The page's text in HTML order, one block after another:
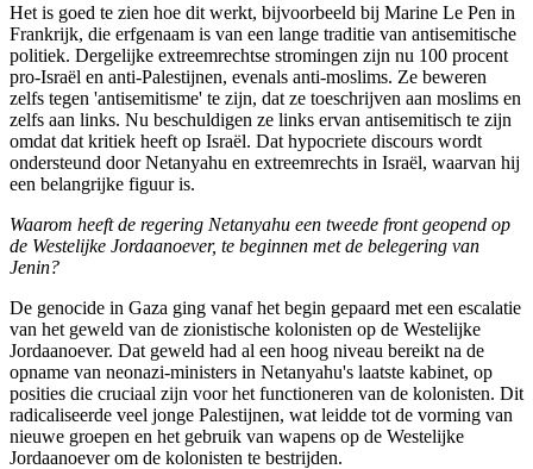
Het is goed te zien hoe dit werkt, bijvoorbeeld bij Marine Le Pen in
Frankrijk, die erfgenaam is van een lange traditie van antisemitische
politiek. Dergelijke extreemrechtse stromingen zijn nu 100 procent
pro-Israël en anti-Palestijnen, evenals anti-moslims. Ze beweren
zelfs tegen 'antisemitisme' te zijn, dat ze toeschrijven aan moslims en
zelfs aan links. Nu beschuldigen ze links ervan antisemitisch te zijn
omdat dat kritiek heeft op Israël. Dat hypocriete discours wordt
ondersteund door Netanyahu en extreemrechts in Israël, waarvan hij
een belangrijke figuur is.
Waarom heeft de regering Netanyahu een tweede front geopend op
de Westelijke Jordaanoever, te beginnen met de belegering van
Jenin?
De genocide in Gaza ging vanaf het begin gepaard met een escalatie
van het geweld van de zionistische kolonisten op de Westelijke
Jordaanoever. Dat geweld had al een hoog niveau bereikt na de
opname van neonazi-ministers in Netanyahu's laatste kabinet, op
posities die cruciaal zijn voor het functioneren van de kolonisten. Dit
radicaliseerde veel jonge Palestijnen, wat leidde tot de vorming van
nieuwe groepen en het gebruik van wapens op de Westelijke
Jordaanoever om de kolonisten te bestrijden.